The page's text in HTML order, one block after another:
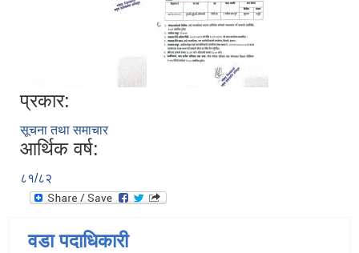
प्रकार:
सूचना तथा समाचार
आर्थिक वर्ष:
८१/८२
वडा पदाधिकारी